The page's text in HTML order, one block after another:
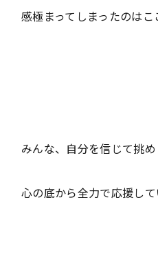
感極まってしまったのは
みんな、自分を信じて挑め
心の底から全力で応援して